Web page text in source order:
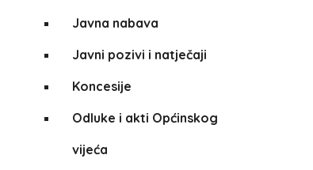
Javna nabava
Javni pozivi i natječaji
Koncesije
Odluke i akti Općinskog
vijeća